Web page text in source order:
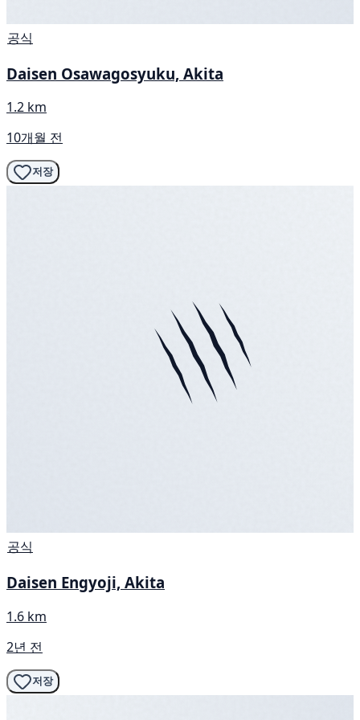
공식
Daisen Osawagosyuku, Akita
1.2 km
10개월 전
저장
공식
Daisen Engyoji, Akita
1.6 km
2년 전
저장